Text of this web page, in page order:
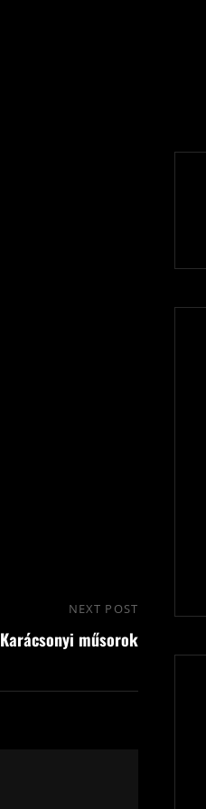
Next
Post
NEXT POST
Karácsonyi műsorok